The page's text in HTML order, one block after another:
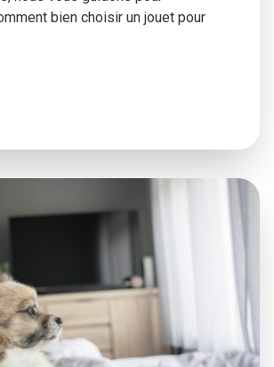
bien choisir un jouet pour